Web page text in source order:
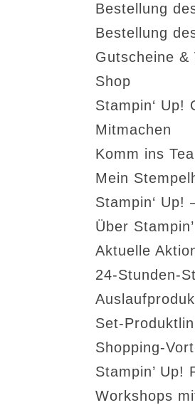
Bestellung
Bestellung
Gutscheine &
Shop
Stampin‘ Up!
Mitmachen
Komm ins
Mein
Stampin‘ Up!
Über
Aktuelle
24-Stunden-
Set-
Shopping-
Stampin’ Up!
Workshops